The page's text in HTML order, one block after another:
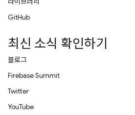
GitHub
최신 소식 확인하기
블로그
Firebase Summit
Twitter
YouTube